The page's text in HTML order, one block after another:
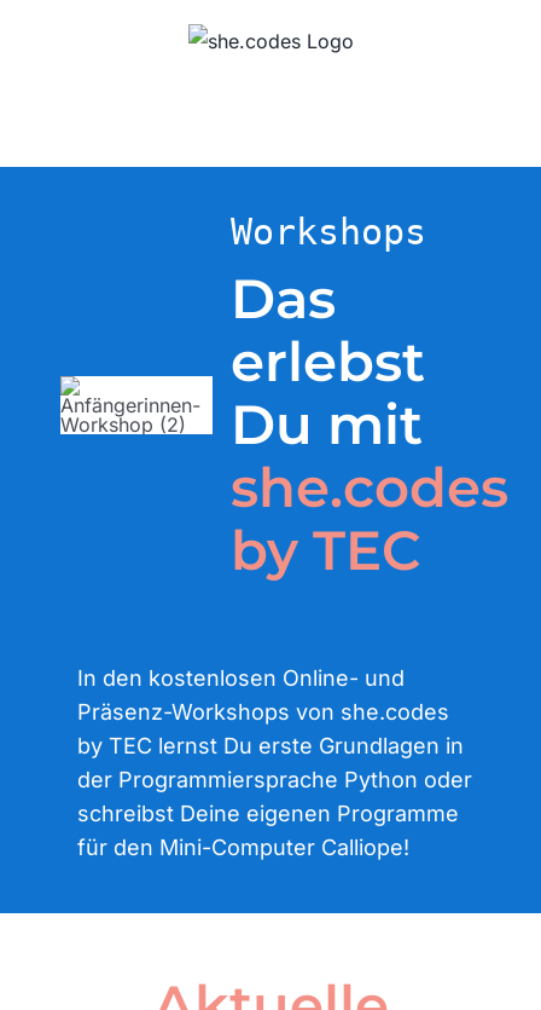
Workshops
Das
erlebst
Du mit
she.codes
by TEC
In den kostenlosen Online- und
Präsenz-Workshops von she.codes
by TEC lernst Du erste Grundlagen in
der Programmiersprache Python oder
schreibst Deine eigenen Programme
für den Mini-Computer Calliope!